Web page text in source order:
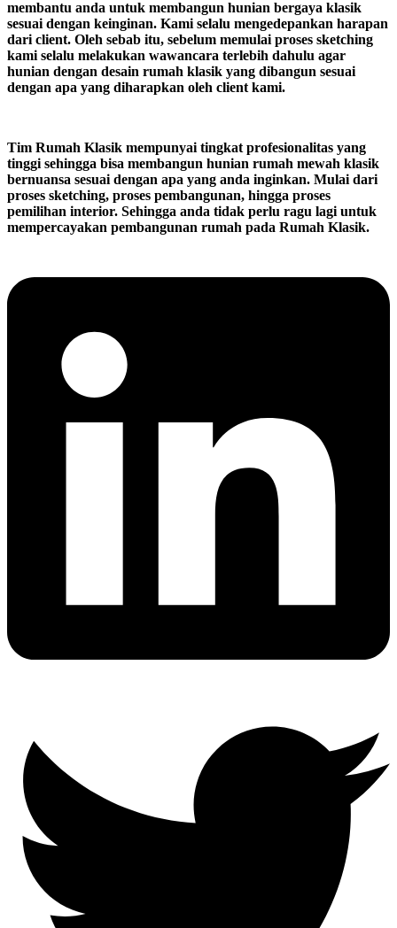
membantu anda untuk membangun hunian bergaya klasik
sesuai dengan keinginan. Kami selalu mengedepankan harapan
dari client. Oleh sebab itu, sebelum memulai proses sketching
kami selalu melakukan wawancara terlebih dahulu agar
hunian dengan desain rumah klasik yang dibangun sesuai
dengan apa yang diharapkan oleh client kami.
Tim Rumah Klasik mempunyai tingkat profesionalitas yang
tinggi sehingga bisa membangun hunian rumah mewah klasik
bernuansa sesuai dengan apa yang anda inginkan. Mulai dari
proses sketching, proses pembangunan, hingga proses
pemilihan interior. Sehingga anda tidak perlu ragu lagi untuk
mempercayakan pembangunan rumah pada Rumah Klasik.